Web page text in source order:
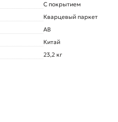
С покрытием
Кварцевый паркет
AB
Китай
23,2 кг